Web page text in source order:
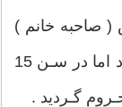
صاحبه خانم )
كه بانـويى شجاع و حقجـو بـود سپرى كرد اما در سـن 15
گـرديد .